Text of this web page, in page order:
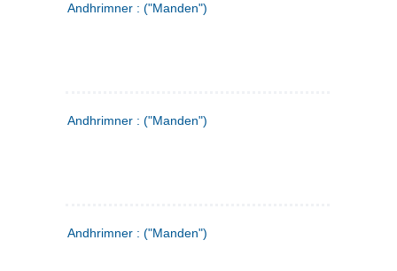
Andhrimner : ("Manden")
Andhrimner : ("Manden")
Andhrimner : ("Manden")